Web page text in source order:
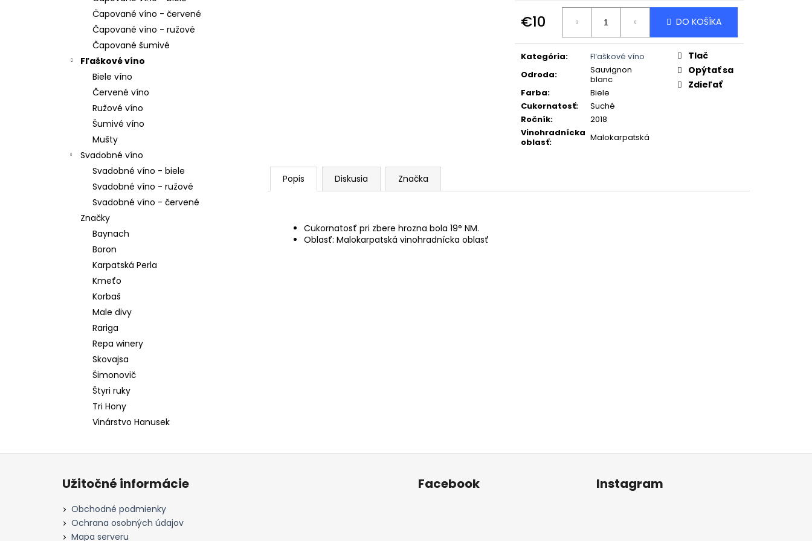
Čapované víno - červené
Čapované víno - ružové
Čapované šumivé
Fľaškové víno
Biele víno
Červené víno
Ružové víno
Šumivé víno
Mušty
Svadobné víno
Svadobné víno - biele
Svadobné víno - ružové
Svadobné víno - červené
Značky
Baynach
Boron
Karpatská Perla
Kmeťo
Korbaš
Male divy
Rariga
Repa winery
Skovajsa
Šimonovič
Štyri ruky
Tri Hony
Vinárstvo Hanusek
€10
Jednotková
cena:
DO KOŠÍKA
Kategória:
Fľaškové víno
Odroda:
Sauvignon
blanc
Farba:
Biele
Cukornatosť:
Suché
Ročník:
2018
Vinohradnícka
oblasť: Malokarpatská
Tlač
Opýtať sa
Zdieľať
Popis Diskusia Značka
Cukornatosť pri zbere hrozna bola 19° NM.
Oblasť: Malokarpatská vinohradnícka oblasť
SAUVIGNON BLANC
NERONET-SELECTION,2020 SUCHÉ
Užitočné informácie
Obchodné podmienky
Ochrana osobných údajov
Mapa serveru
Facebook Instagram